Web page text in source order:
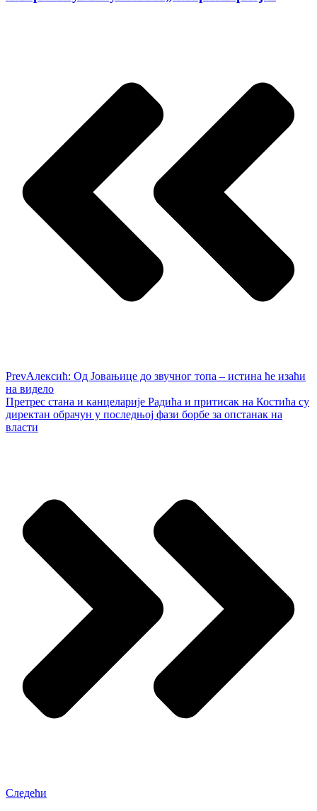
PrevАлексић: Од Јовањице до звучног топа – истина ће изаћи
на видело
Претрес стана и канцеларије Радића и притисак на Костића су
директан обрачун у последњој фази борбе за опстанак на
власти
Следећи